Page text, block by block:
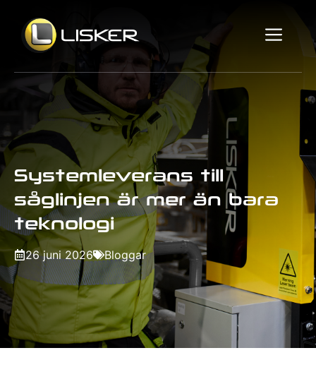
innehåll
Systemleverans till
såglinjen är mer än bara
teknologi
26 juni 2026 Bloggar